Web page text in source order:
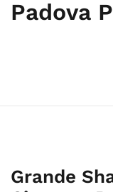
Padova
Grande